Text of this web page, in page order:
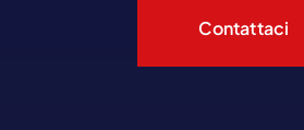
Contattaci